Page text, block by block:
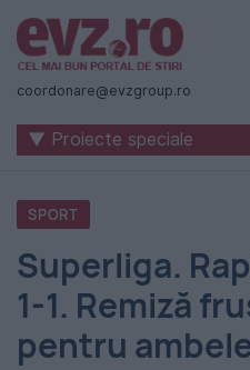
Știri
naționale
internaționale
România
-
Evenimentul
Zilei
coordonare@evzgroup.ro
▼ Proiecte speciale
SPORT
Superliga.
1-1. Remiză
pentru